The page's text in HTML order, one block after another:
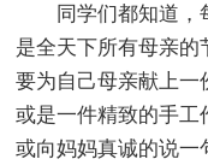
同学们都知道，每
是全天下所有母亲
要为自己母亲献上一
或是一件精致的手工
或向妈妈真诚的说一